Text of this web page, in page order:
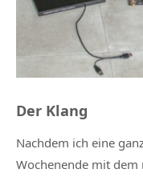
Der Klang
Nachdem ich eine
Wochenende mit